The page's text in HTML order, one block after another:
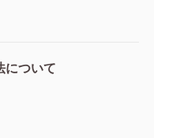
について